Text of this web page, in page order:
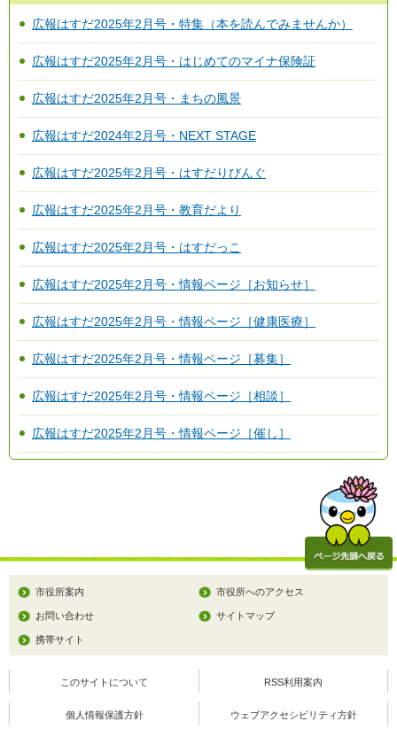
広報はすだ2025年2月号・特集（本を読んでみませんか）
広報はすだ2025年2月号・はじめてのマイナ保険証
広報はすだ2025年2月号・まちの風景
広報はすだ2024年2月号・NEXT STAGE
広報はすだ2025年2月号・はすだりびんぐ
広報はすだ2025年2月号・教育だより
広報はすだ2025年2月号・はすだっこ
広報はすだ2025年2月号・情報ページ［お知らせ］
広報はすだ2025年2月号・情報ページ［健康医療］
広報はすだ2025年2月号・情報ページ［募集］
広報はすだ2025年2月号・情報ページ［相談］
広報はすだ2025年2月号・情報ページ［催し］
市役所案内 市役所へのアクセス
お問い合わせ サイトマップ
携帯サイト
このサイトについて RSS利用案内
個人情報保護方針 ウェブアクセシビリティ方針